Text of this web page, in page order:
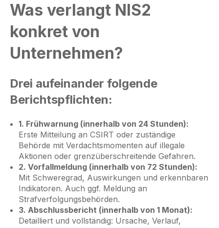
Was verlangt NIS2
konkret von
Unternehmen?
Drei aufeinander folgende
Berichtspflichten:
1. Frühwarnung (innerhalb von 24 Stunden):
Erste Mitteilung an CSIRT oder zuständige
Behörde mit Verdachtsmomenten auf illegale
Aktionen oder grenzüberschreitende Gefahren.
2. Vorfallmeldung (innerhalb von 72 Stunden):
Mit Schweregrad, Auswirkungen und erkennbaren
Indikatoren. Auch ggf. Meldung an
Strafverfolgungsbehörden.
3. Abschlussbericht (innerhalb von 1 Monat):
Detailliert und vollständig: Ursache, Verlauf,